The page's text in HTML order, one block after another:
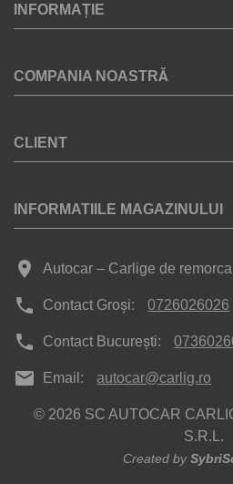
INFORMAȚIE
COMPANIA NOASTRĂ
CLIENT
INFORMATIILE MAGAZINULUI
place Autocar – Carlige de
phone Contact Groși: 0726026026
phone Contact București:
mail Email: autocar@carlig.ro
© 2026 SC AUTOCAR
S.R.L.
Created by